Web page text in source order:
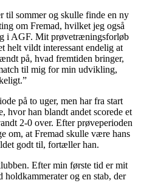
til sommer og skulle finde en ny
om Fremad, hvilket jeg også
i AGF. Mit prøvetræningsforløb
helt vildt interessant endelig at
på, hvad fremtiden bringer,
til mig for min udvikling,
på to uger, men har fra start
hvor han blandt andet scorede et
2-0 over. Efter prøveperioden
om, at Fremad skulle være hans
godt til, fortæller han.
Efter min første tid er mit
og en stab, der